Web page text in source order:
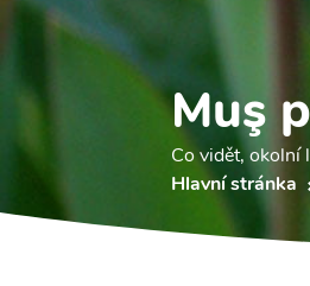
Muş
Co vidět, okolní
Hlavní stránka